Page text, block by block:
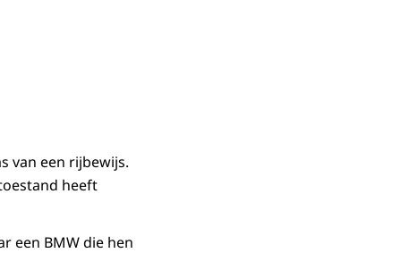
van een rijbewijs.
heeft
een BMW die hen